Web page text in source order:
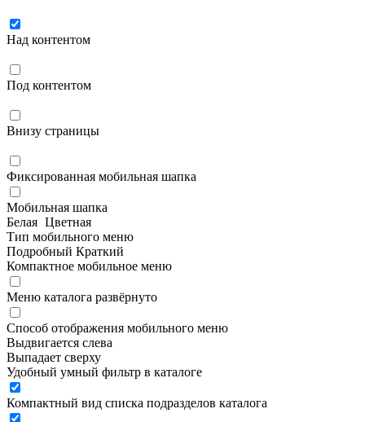
Над контентом
Под контентом
Внизу страницы
Фиксированная мобильная шапка
Мобильная шапка
Белая Цветная
Тип мобильного меню
Подробный Краткий
Компактное мобильное меню
Меню каталога развёрнуто
Способ отображения мобильного меню
Выдвигается слева
Выпадает сверху
Удобный умный фильтр в каталоге
Компактный вид списка подразделов каталога